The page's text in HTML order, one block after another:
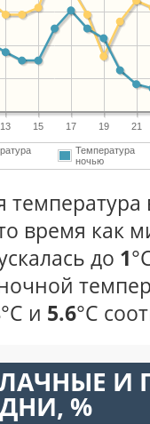
13 15 17 19 21
Температура
ночью
время как
до 1
°С и 5.6°С
И
ДНИ, %